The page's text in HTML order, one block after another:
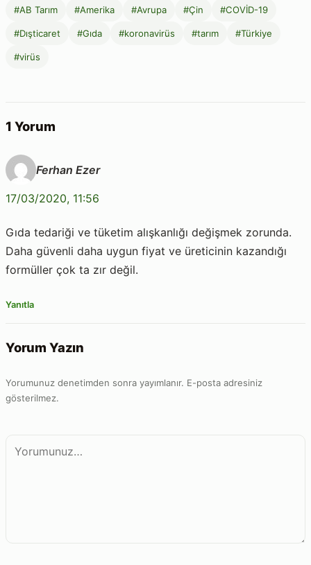
#AB Tarım #Amerika #Avrupa #Çin #COVİD-19
#Dışticaret #Gıda #koronavirüs #tarım #Türkiye
#virüs
1 Yorum
Ferhan Ezer
17/03/2020, 11:56
Gıda tedariği ve tüketim alışkanlığı değişmek zorunda.
Daha güvenli daha uygun fiyat ve üreticinin kazandığı
formüller çok ta zır değil.
Yanıtla
Yorum Yazın
Yorumunuz denetimden sonra yayımlanır. E-posta adresiniz
gösterilmez.